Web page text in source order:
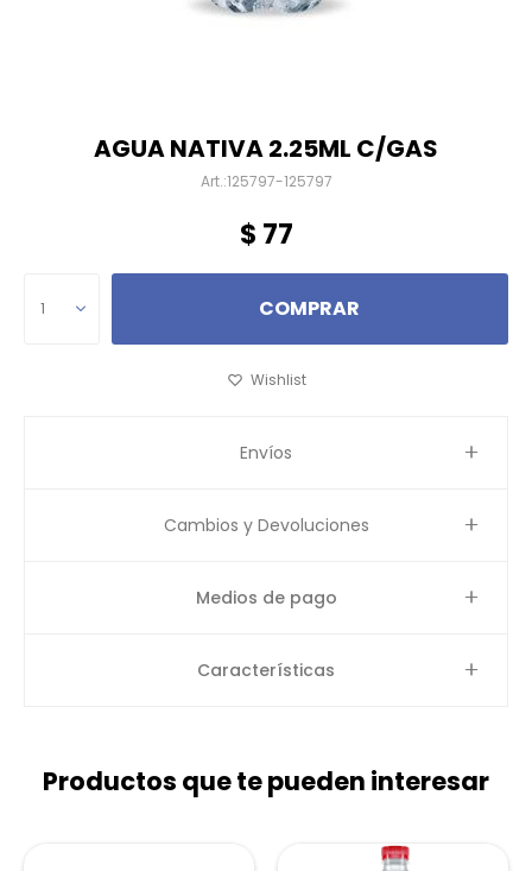
AGUA NATIVA 2.25ML C/GAS
125797-125797
$ 77
1 COMPRAR
Envíos
Cambios y Devoluciones
Medios de pago
Características
Productos que te pueden interesar